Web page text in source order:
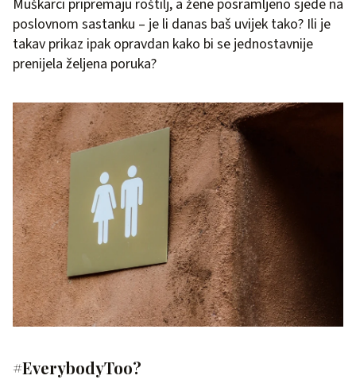
Muškarci pripremaju roštilj, a žene posramljeno sjede na
poslovnom sastanku – je li danas baš uvijek tako? Ili je
takav prikaz ipak opravdan kako bi se jednostavnije
prenijela željena poruka?
#EverybodyToo?